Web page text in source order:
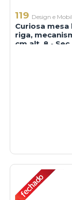
119 Design e
Curiosa
riga,
cm alt, 8 -